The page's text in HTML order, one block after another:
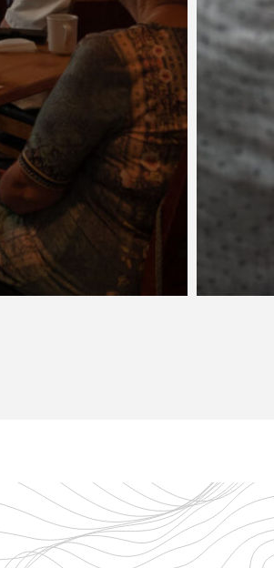
à
récitals donnés par les talents
par le musicologue Louis
Entrez…